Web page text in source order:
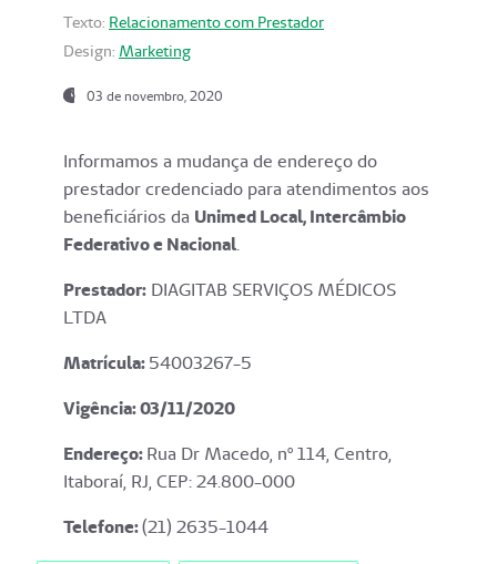
Texto: Relacionamento com Prestador
Design: Marketing
03 de novembro, 2020
Informamos a mudança de endereço do
prestador credenciado para atendimentos aos
beneficiários da Unimed Local, Intercâmbio
Federativo e Nacional.
Prestador: DIAGITAB SERVIÇOS MÉDICOS
LTDA
Matrícula:54003267-5
Vigência: 03/11/2020
Endereço:Rua Dr Macedo, nº 114, Centro,
Itaboraí, RJ, CEP: 24.800-000
Telefone:(21) 2635-1044